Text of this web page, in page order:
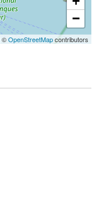
−
©OpenStreetMapcontributors